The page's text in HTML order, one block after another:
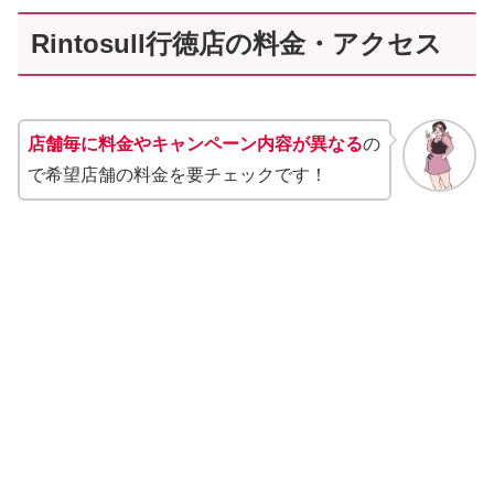
Rintosull行徳店の料金・アクセス
店舗毎に料金やキャンペーン内容が異なるの
で希望店舗の料金を要チェックです！